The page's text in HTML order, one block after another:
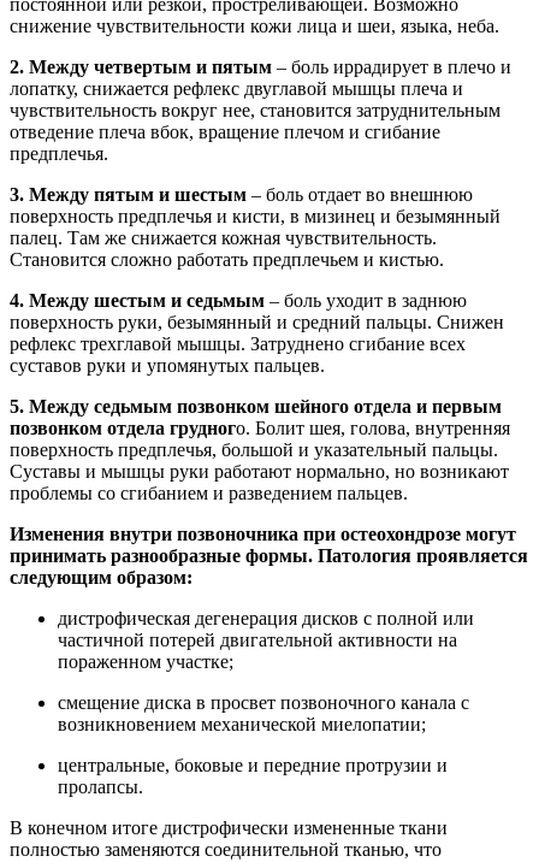
постоянной или резкой, простреливающей. Возможно
снижение чувствительности кожи лица и шеи, языка, неба.
2. Между четвертым и пятым – боль иррадирует в плечо и
лопатку, снижается рефлекс двуглавой мышцы плеча и
чувствительность вокруг нее, становится затруднительным
отведение плеча вбок, вращение плечом и сгибание
предплечья.
3. Между пятым и шестым – боль отдает во внешнюю
поверхность предплечья и кисти, в мизинец и безымянный
палец. Там же снижается кожная чувствительность.
Становится сложно работать предплечьем и кистью.
4. Между шестым и седьмым – боль уходит в заднюю
поверхность руки, безымянный и средний пальцы. Снижен
рефлекс трехглавой мышцы. Затруднено сгибание всех
суставов руки и упомянутых пальцев.
5. Между седьмым позвонком шейного отдела и первым
позвонком отдела грудного. Болит шея, голова, внутренняя
поверхность предплечья, большой и указательный пальцы.
Суставы и мышцы руки работают нормально, но возникают
проблемы со сгибанием и разведением пальцев.
Изменения внутри позвоночника при остеохондрозе могут
принимать разнообразные формы. Патология проявляется
следующим образом:
дистрофическая дегенерация дисков с полной или
частичной потерей двигательной активности на
пораженном участке;
смещение диска в просвет позвоночного канала с
возникновением механической миелопатии;
центральные, боковые и передние протрузии и
пролапсы.
В конечном итоге дистрофически измененные ткани
полностью заменяются соединительной тканью, что